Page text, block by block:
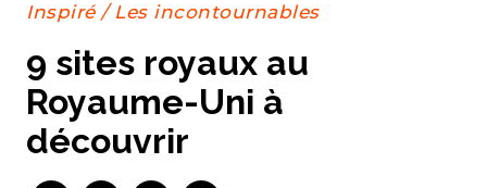
Inspiré/Les incontournables
9 sites royaux au
Royaume-Uni à
découvrir